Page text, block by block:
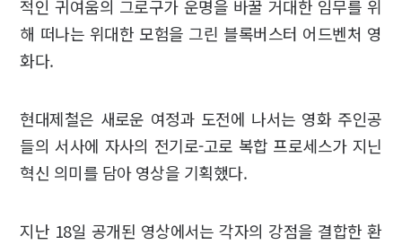
적인 귀여움의 그로구가 운명을 바꿀 거대한 임무를 위
해 떠나는 위대한 모험을 그린 블록버스터 어드벤처 영
화다.
현대제철은 새로운 여정과 도전에 나서는 영화 주인공
들의 서사에 자사의 전기로-고로 복합 프로세스가 지닌
혁신 의미를 담아 영상을 기획했다.
지난 18일 공개된 영상에서는 각자의 강점을 결합한 환